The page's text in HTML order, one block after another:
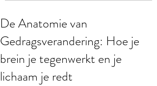
De Anatomie van
Gedragsverandering: Hoe je
brein je tegenwerkt en je
lichaam je redt